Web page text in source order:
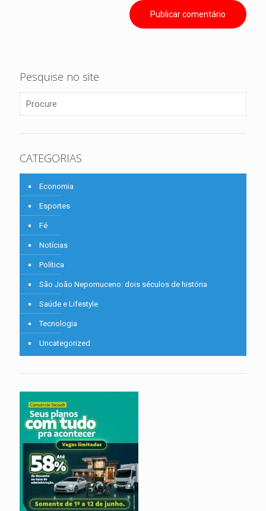
Pesquise no site
CATEGORIAS
Economia
Esportes
Fé
Notícias
Política
São João Nepomuceno: dois séculos de história
Saúde e Lifestyle
Tecnologia
Uncategorized